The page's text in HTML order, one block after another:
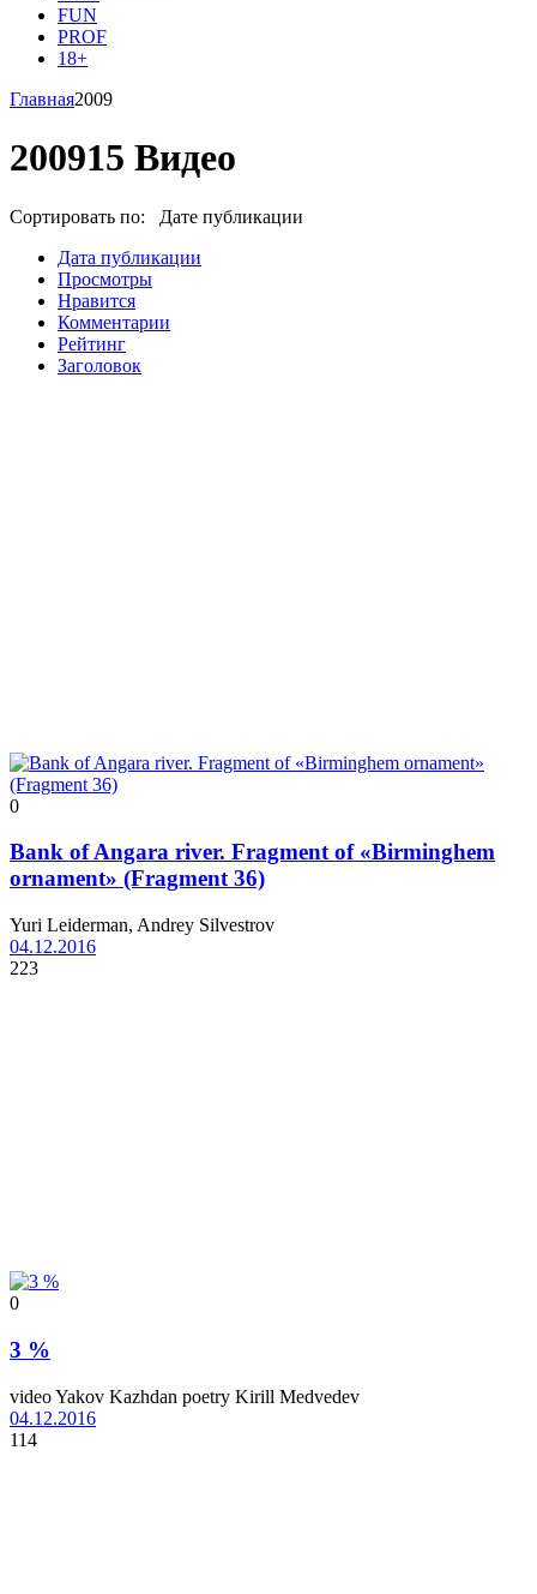
FUN
PROF
18+
Главная2009
200915 Видео
Сортировать по: Дате публикации
Дата публикации
Просмотры
Нравится
Комментарии
Рейтинг
Заголовок
0
Bank of Angara river. Fragment of «Birminghem
ornament» (Fragment 36)
Yuri Leiderman, Andrey Silvestrov
04.12.2016
223
0
3 %
video Yakov Kazhdan poetry Kirill Medvedev
04.12.2016
114